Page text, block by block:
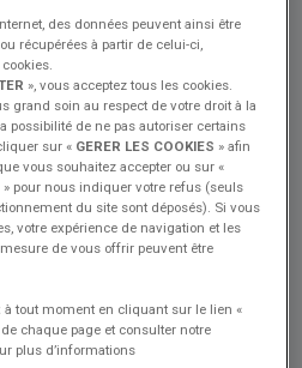
pas uniquement le froid. L'humidité
sont les facteurs qui impactent le
pas de chauffage à ce jour, mais
contributions à ce sujet nous ont
du Lab...
comme un sèche-cheveux. La
réchauffé par une chaudière qui elle,
des données peuvent ainsi être
récupérées à partir de celui-ci,
», vous acceptez tous les cookies.
grand soin au respect de votre droit à la
possibilité de ne pas autoriser certains
sur « GERER LES COOKIES » afin
vous souhaitez accepter ou sur «
» pour nous indiquer votre refus (seuls
du site sont déposés). Si vous
votre expérience de navigation et les
de vous offrir peuvent être
tout moment en cliquant sur le lien «
de chaque page et consulter notre
plus d’informations